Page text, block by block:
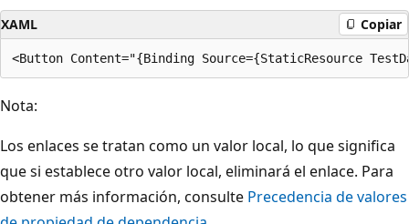
XAML Copiar
Nota:
Los enlaces se tratan como un valor local, lo que significa
que si establece otro valor local, eliminará el enlace. Para
obtener más información, consulte Precedencia de valores